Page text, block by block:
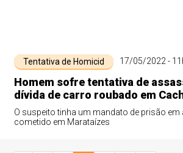
Tentativa de Homicid 17/05/2022 -
Homem sofre tentativa de
dívida de carro roubado em
O suspeito tinha um mandato de prisão
cometido em Marataízes